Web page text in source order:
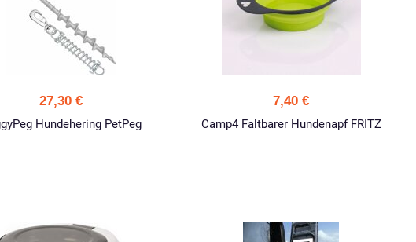
27,30 €
Hundehering PetPeg
7,40 €
Camp4 Faltbarer Hundenapf FRITZ